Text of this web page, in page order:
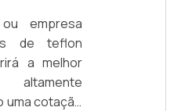
empresa
de teflon
a melhor
uma cotação